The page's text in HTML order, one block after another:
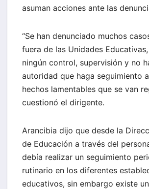
asuman acciones ante las
“Se han denunciado muchos
fuera de las Unidades
ningún control, supervisión y no
autoridad que haga seguimiento
hechos lamentables que se van
cuestionó el dirigente.
Arancibia dijo que desde la
de Educación a través del
debía realizar un seguimiento
rutinario en los diferentes
educativos, sin embargo existe